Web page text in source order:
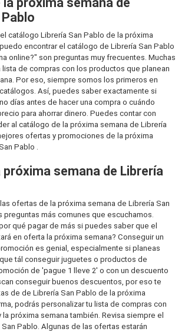
catálogo Librería San Pablo de la próxima
encontrar el catálogo de Librería San Pablo
online?" son preguntas muy frecuentes. Muchas
lista de compras con los productos que planean
Por eso, siempre somos los primeros en
Así, puedes saber exactamente si
días antes de hacer una compra o cuándo
para ahorrar dinero. Puedes contar con
al catálogo de la próxima semana de Librería
ofertas y promociones de la próxima
Pablo .
próxima semana de Librería
ofertas de la próxima semana de Librería San
preguntas más comunes que escuchamos.
qué pagar de más si puedes saber que el
en oferta la próxima semana? Conseguir un
es genial, especialmente si planeas
que tál conseguir juguetes o productos de
de 'pague 1 lleve 2' o con un descuento
conseguir buenos descuentos, por eso te
de de Librería San Pablo de la próxima
podrás personalizar tu lista de compras con
la próxima semana también. Revisa siempre el
Pablo. Algunas de las ofertas estarán